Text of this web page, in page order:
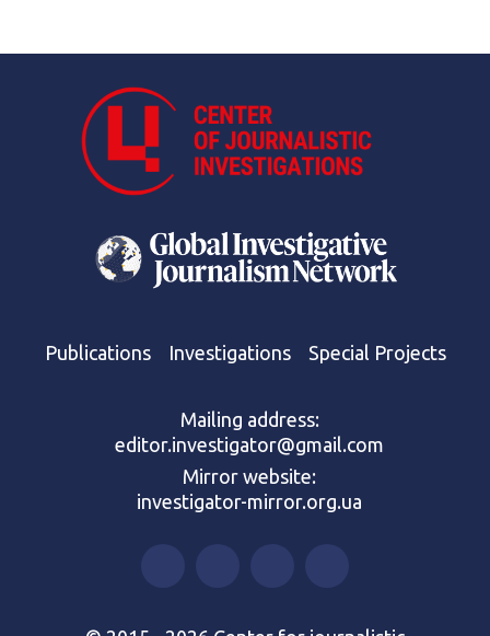
Publications Investigations Special Projects
Mailing address:
editor.investigator@gmail.com
Mirror website:
investigator-mirror.org.ua